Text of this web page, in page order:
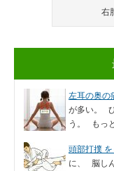
右
左耳の奥の
が多い。
う。 もっ
頭部打撲
に、 脳し